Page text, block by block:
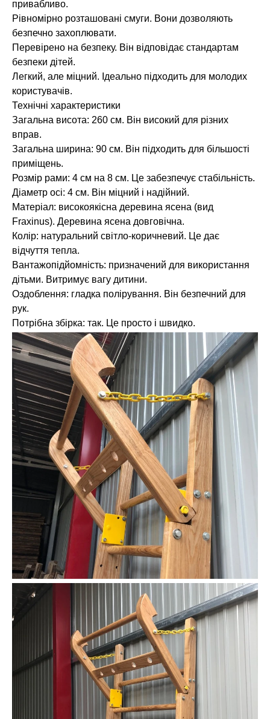
привабливо.
Рівномірно розташовані смуги. Вони дозволяють
безпечно захоплювати.
Перевірено на безпеку. Він відповідає стандартам
безпеки дітей.
Легкий, але міцний. Ідеально підходить для молодих
користувачів.
Технічні характеристики
Загальна висота: 260 см. Він високий для різних
вправ.
Загальна ширина: 90 см. Він підходить для більшості
приміщень.
Розмір рами: 4 см на 8 см. Це забезпечує стабільність.
Діаметр осі: 4 см. Він міцний і надійний.
Матеріал: високоякісна деревина ясена (вид
Fraxinus). Деревина ясена довговічна.
Колір: натуральний світло-коричневий. Це дає
відчуття тепла.
Вантажопідйомність: призначений для використання
дітьми. Витримує вагу дитини.
Оздоблення: гладка полірування. Він безпечний для
рук.
Потрібна збірка: так. Це просто і швидко.